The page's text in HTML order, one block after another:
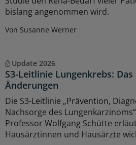
bislang angenommen wird.
Von Susanne Werner
Update 2026
S3-Leitlinie Lungenkrebs:
Änderungen
Die S3-Leitlinie „Prävention,
Nachsorge des
Professor Wolfgang Schütte
Hausärztinnen und Hausärzte